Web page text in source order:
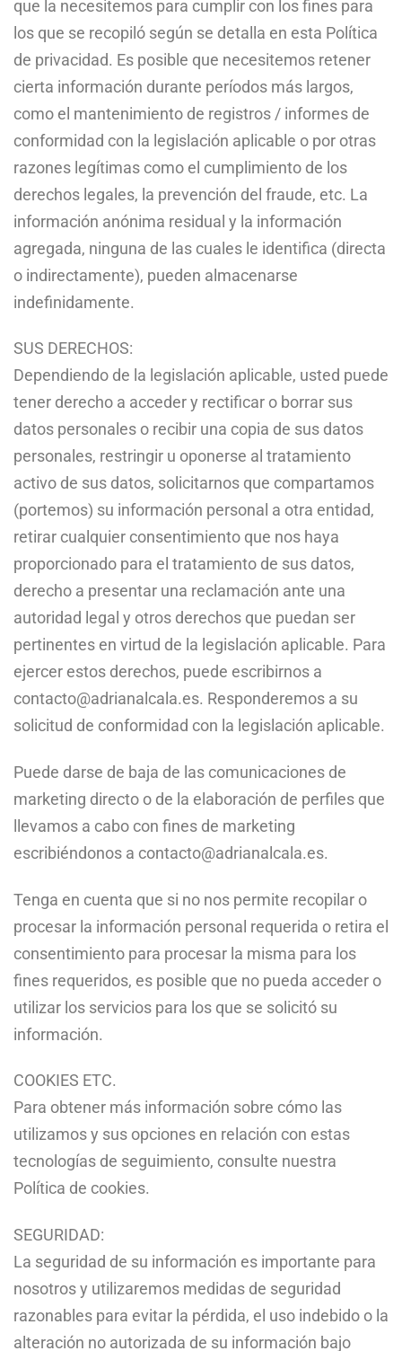
que la necesitemos para cumplir con los fines para
los que se recopiló según se detalla en esta Política
de privacidad. Es posible que necesitemos retener
cierta información durante períodos más largos,
como el mantenimiento de registros / informes de
conformidad con la legislación aplicable o por otras
razones legítimas como el cumplimiento de los
derechos legales, la prevención del fraude, etc. La
información anónima residual y la información
agregada, ninguna de las cuales le identifica (directa
o indirectamente), pueden almacenarse
indefinidamente.
SUS DERECHOS:
Dependiendo de la legislación aplicable, usted puede
tener derecho a acceder y rectificar o borrar sus
datos personales o recibir una copia de sus datos
personales, restringir u oponerse al tratamiento
activo de sus datos, solicitarnos que compartamos
(portemos) su información personal a otra entidad,
retirar cualquier consentimiento que nos haya
proporcionado para el tratamiento de sus datos,
derecho a presentar una reclamación ante una
autoridad legal y otros derechos que puedan ser
pertinentes en virtud de la legislación aplicable. Para
ejercer estos derechos, puede escribirnos a
contacto@adrianalcala.es. Responderemos a su
solicitud de conformidad con la legislación aplicable.
Puede darse de baja de las comunicaciones de
marketing directo o de la elaboración de perfiles que
llevamos a cabo con fines de marketing
escribiéndonos a contacto@adrianalcala.es.
Tenga en cuenta que si no nos permite recopilar o
procesar la información personal requerida o retira el
consentimiento para procesar la misma para los
fines requeridos, es posible que no pueda acceder o
utilizar los servicios para los que se solicitó su
información.
COOKIES ETC.
Para obtener más información sobre cómo las
utilizamos y sus opciones en relación con estas
tecnologías de seguimiento, consulte nuestra
Política de cookies.
SEGURIDAD:
La seguridad de su información es importante para
nosotros y utilizaremos medidas de seguridad
razonables para evitar la pérdida, el uso indebido o la
alteración no autorizada de su información bajo